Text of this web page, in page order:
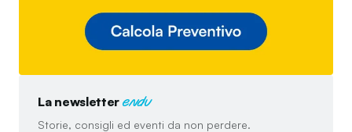
La newsletter endu
Storie, consigli ed eventi da non perdere.